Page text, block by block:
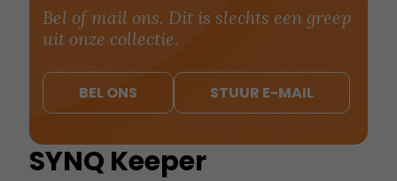
Bel of mail ons. Dit is slechts een greep
uit onze collectie.
BEL ONS STUUR E-MAIL
SYNQ Keeper